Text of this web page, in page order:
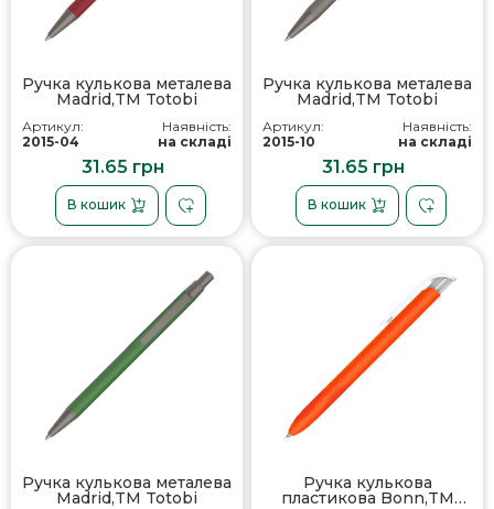
Ручка кулькова металева
Madrid,TM Totobi
Артикул:
2015-04
Наявність:
на складі
31.65 грн
В кошик
Ручка кулькова металева
Madrid,TM Totobi
Артикул:
2015-10
Наявність:
на складі
31.65 грн
В кошик
Ручка кулькова металева
Madrid,TM Totobi
Ручка кулькова
пластикова Bonn,TM